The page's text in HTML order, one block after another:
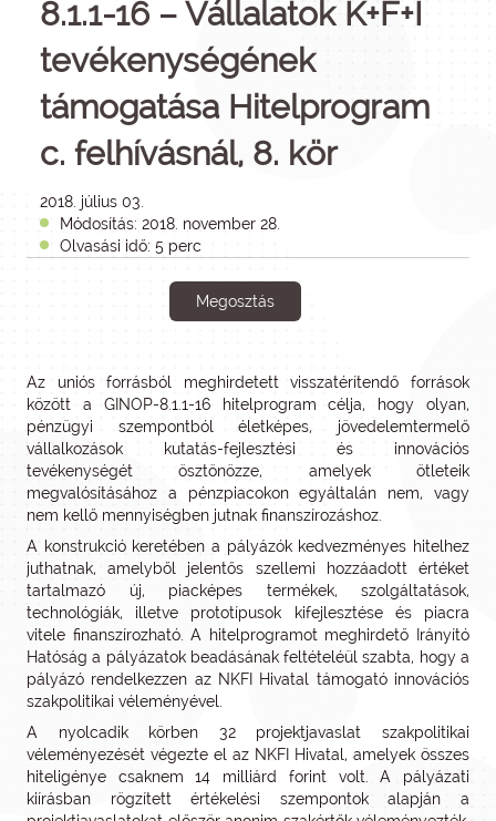
8.1.1-16 – Vállalatok K+F+I
tevékenységének
támogatása Hitelprogram
c. felhívásnál, 8. kör
2018. július 03.
Módosítás: 2018. november 28.
Olvasási idő: 5 perc
Megosztás
Az uniós forrásból meghirdetett visszatérítendő források
között a GINOP-8.1.1-16 hitelprogram célja, hogy olyan,
pénzügyi szempontból életképes, jövedelemtermelő
vállalkozások kutatás-fejlesztési és innovációs
tevékenységét ösztönözze, amelyek ötleteik
megvalósításához a pénzpiacokon egyáltalán nem, vagy
nem kellő mennyiségben jutnak finanszírozáshoz.
A konstrukció keretében a pályázók kedvezményes hitelhez
juthatnak, amelyből jelentős szellemi hozzáadott értéket
tartalmazó új, piacképes termékek, szolgáltatások,
technológiák, illetve prototípusok kifejlesztése és piacra
vitele finanszírozható. A hitelprogramot meghirdető Irányító
Hatóság a pályázatok beadásának feltételéül szabta, hogy a
pályázó rendelkezzen az NKFI Hivatal támogató innovációs
szakpolitikai véleményével.
A nyolcadik körben 32 projektjavaslat szakpolitikai
véleményezését végezte el az NKFI Hivatal, amelyek összes
hiteligénye csaknem 14 milliárd forint volt. A pályázati
kiírásban rögzített értékelési szempontok alapján a